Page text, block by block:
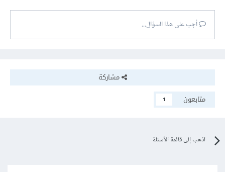
أجب على هذا السؤال...
مشاركة
متابعون
1
اذهب إلى قائمة الأسئلة